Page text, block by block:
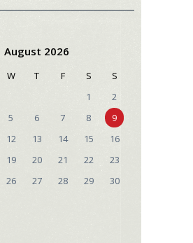
August 2026
W T F S
S
1
2
5 6 7 8
9
12 13 14 15
16
19 20 21 22
23
26 27 28 29
30